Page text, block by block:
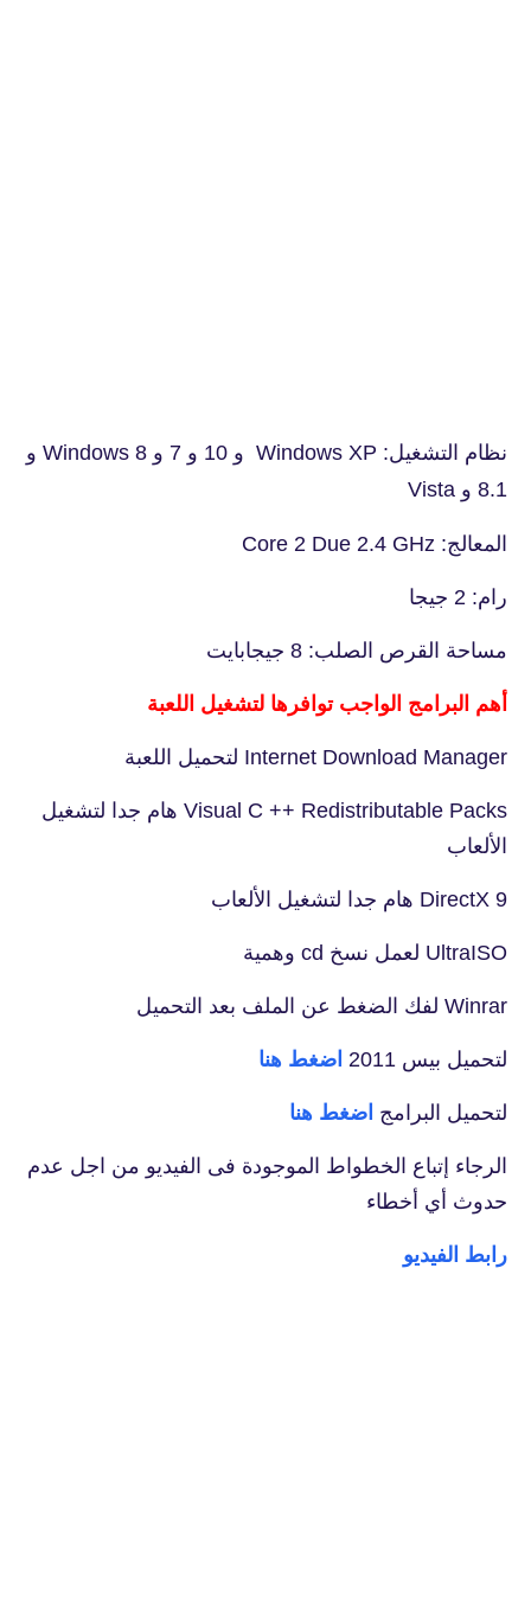
نظام التشغيل: Windows XP و 10 و 7 و Windows 8 و
8.1 و Vista
المعالج: Core 2 Due 2.4 GHz
رام: 2 جيجا
مساحة القرص الصلب: 8 جيجابايت
أهم البرامج الواجب توافرها لتشغيل اللعبة
Internet Download Manager لتحميل اللعبة
Visual C ++ Redistributable Packs هام جدا لتشغيل
الألعاب
DirectX 9 هام جدا لتشغيل الألعاب
UltraISO لعمل نسخ cd وهمية
Winrar لفك الضغط عن الملف بعد التحميل
لتحميل بيس 2011 اضغط هنا
لتحميل البرامج اضغط هنا
الرجاء إتباع الخطواط الموجودة فى الفيديو من اجل عدم
حدوث أي أخطاء
رابط الفيديو